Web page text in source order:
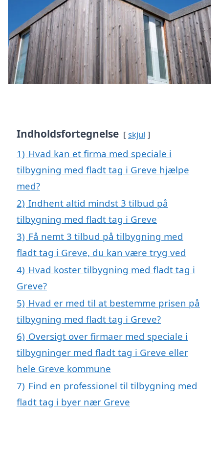
Indholdsfortegnelse skjul
1) Hvad kan et firma med speciale i
tilbygning med fladt tag i Greve hjælpe
med?
2) Indhent altid mindst 3 tilbud på
tilbygning med fladt tag i Greve
3) Få nemt 3 tilbud på tilbygning med
fladt tag i Greve, du kan være tryg ved
4) Hvad koster tilbygning med fladt tag i
Greve?
5) Hvad er med til at bestemme prisen på
tilbygning med fladt tag i Greve?
6) Oversigt over firmaer med speciale i
tilbygninger med fladt tag i Greve eller
hele Greve kommune
7) Find en professionel til tilbygning med
fladt tag i byer nær Greve